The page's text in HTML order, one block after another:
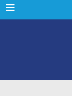
Rubriques